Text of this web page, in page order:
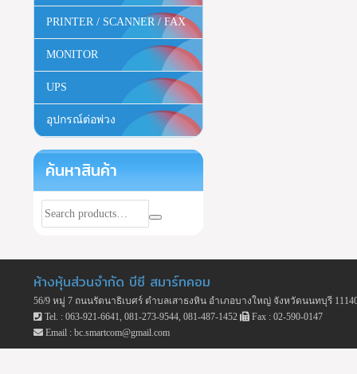
PRINTER / SCANNER / FAX
MONITOR
UPS
อุปกรณ์ต่อพ่วง
ค้นหาสินค้า
ห้างหุ้นส่วนจำกัด บีซี สมาร์ทคอม
56/9 หมู่ 7 ถนนรัตนาธิเบศร์ ตำบลเสาธงหิน อำเภอบางใหญ่ จังหวัดนนทบุรี
Tel. : 063-921-6641, 081-273-9544, 081-487-1452
Fax : 02-590-0147
Email : bc.smartcom@gmail.com